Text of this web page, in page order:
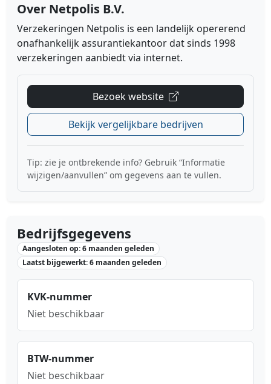
Over Netpolis B.V.
Verzekeringen Netpolis is een landelijk opererend
onafhankelijk assurantiekantoor dat sinds 1998
verzekeringen aanbiedt via internet.
Bezoek website
Bekijk vergelijkbare bedrijven
Tip: zie je ontbrekende info? Gebruik “Informatie
wijzigen/aanvullen” om gegevens aan te vullen.
Bedrijfsgegevens
Aangesloten op: 6 maanden geleden
Laatst bijgewerkt: 6 maanden geleden
KVK-nummer
Niet beschikbaar
BTW-nummer
Niet beschikbaar